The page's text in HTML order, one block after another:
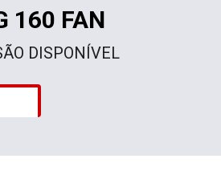
160 FAN
DISPONÍVEL